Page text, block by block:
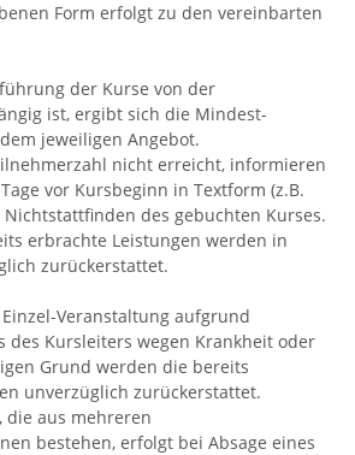
Form erfolgt zu den vereinbarten
der Kurse von der
ist, ergibt sich die Mindest-
jeweiligen Angebot.
nicht erreicht, informieren
vor Kursbeginn in Textform (z.B.
des gebuchten Kurses.
erbrachte Leistungen werden in
zurückerstattet.
Veranstaltung aufgrund
des Kursleiters wegen Krankheit oder
Grund werden die bereits
unverzüglich zurückerstattet.
die aus mehreren
bestehen, erfolgt bei Absage eines